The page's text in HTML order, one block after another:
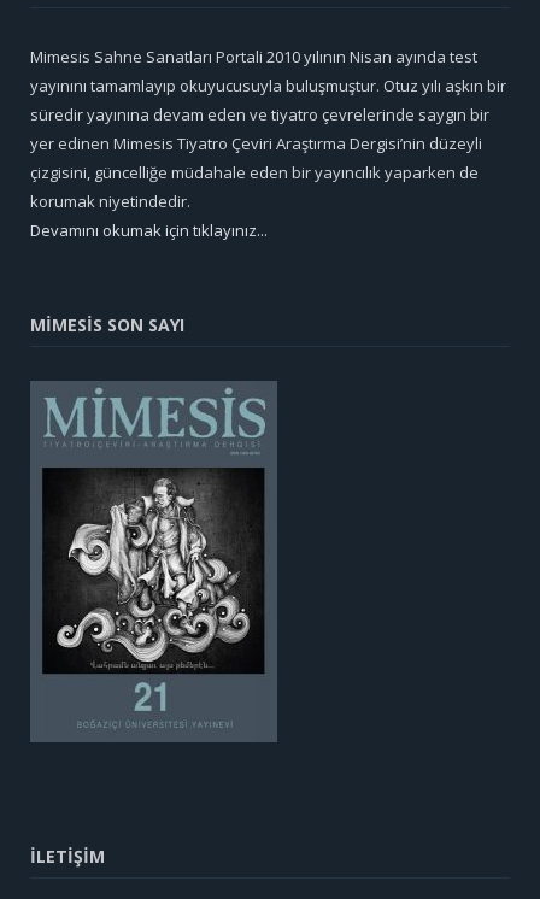
Mimesis Sahne Sanatları Portali 2010 yılının Nisan ayında test
yayınını tamamlayıp okuyucusuyla buluşmuştur. Otuz yılı aşkın bir
süredir yayınına devam eden ve tiyatro çevrelerinde saygın bir
yer edinen Mimesis Tiyatro Çeviri Araştırma Dergisi’nin düzeyli
çizgisini, güncelliğe müdahale eden bir yayıncılık yaparken de
korumak niyetindedir.
Devamını okumak için tıklayınız...
MİMESİS SON SAYI
İLETİŞİM